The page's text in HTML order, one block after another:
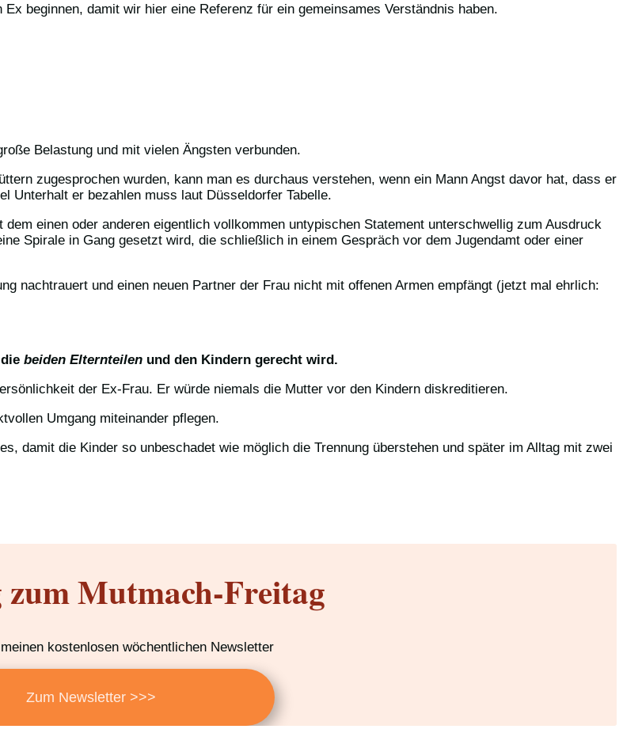
beginnen, damit wir hier eine Referenz für ein gemeinsames Verständnis haben.
Belastung und mit vielen Ängsten verbunden.
zugesprochen wurden, kann man es durchaus verstehen, wenn ein Mann Angst davor hat, dass er
Unterhalt er bezahlen muss laut Düsseldorfer Tabelle.
einen oder anderen eigentlich vollkommen untypischen Statement unterschwellig zum Ausdruck
Spirale in Gang gesetzt wird, die schließlich in einem Gespräch vor dem Jugendamt oder einer
nachtrauert und einen neuen Partner der Frau nicht mit offenen Armen empfängt (jetzt mal ehrlich:
beiden Elternteilen und den Kindern gerecht wird.
der Ex-Frau. Er würde niemals die Mutter vor den Kindern diskreditieren.
Umgang miteinander pflegen.
damit die Kinder so unbeschadet wie möglich die Trennung überstehen und später im Alltag mit zwei
Mutmach-Freitag
kostenlosen wöchentlichen Newsletter
Zum Newsletter >>>